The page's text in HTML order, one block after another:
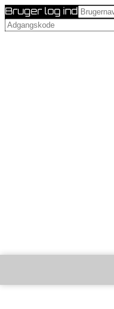
Bruger log ind